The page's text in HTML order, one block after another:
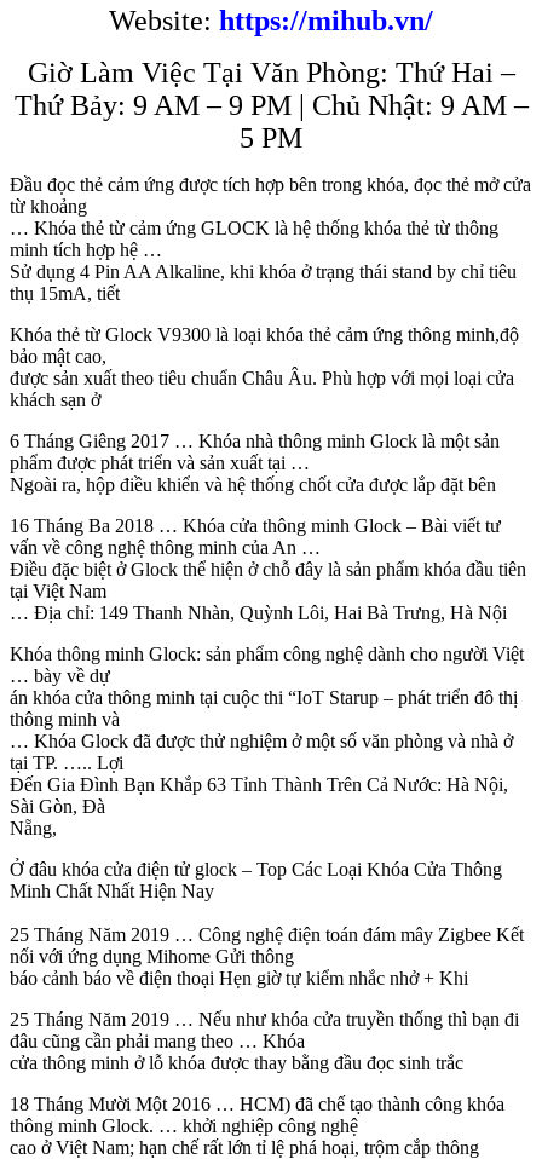
Website: https://mihub.vn/
Giờ Làm Việc Tại Văn Phòng: Thứ Hai –
Thứ Bảy: 9 AM – 9 PM | Chủ Nhật: 9 AM –
5 PM
Đầu đọc thẻ cảm ứng được tích hợp bên trong khóa, đọc thẻ mở cửa
từ khoảng
… Khóa thẻ từ cảm ứng GLOCK là hệ thống khóa thẻ từ thông
minh tích hợp hệ …
Sử dụng 4 Pin AA Alkaline, khi khóa ở trạng thái stand by chỉ tiêu
thụ 15mA, tiết
Khóa thẻ từ Glock V9300 là loại khóa thẻ cảm ứng thông minh,độ
bảo mật cao,
được sản xuất theo tiêu chuẩn Châu Âu. Phù hợp với mọi loại cửa
khách sạn ở
6 Tháng Giêng 2017 … Khóa nhà thông minh Glock là một sản
phẩm được phát triển và sản xuất tại …
Ngoài ra, hộp điều khiển và hệ thống chốt cửa được lắp đặt bên
16 Tháng Ba 2018 … Khóa cửa thông minh Glock – Bài viết tư
vấn về công nghệ thông minh của An …
Điều đặc biệt ở Glock thể hiện ở chỗ đây là sản phẩm khóa đầu tiên
tại Việt Nam
… Địa chỉ: 149 Thanh Nhàn, Quỳnh Lôi, Hai Bà Trưng, Hà Nội
Khóa thông minh Glock: sản phẩm công nghệ dành cho người Việt
… bày về dự
án khóa cửa thông minh tại cuộc thi “IoT Starup – phát triển đô thị
thông minh và
… Khóa Glock đã được thử nghiệm ở một số văn phòng và nhà ở
tại TP. ….. Lợi
Đến Gia Đình Bạn Khắp 63 Tỉnh Thành Trên Cả Nước: Hà Nội,
Sài Gòn, Đà
Nẵng,
Ở đâu khóa cửa điện tử glock – Top Các Loại Khóa Cửa Thông
Minh Chất Nhất Hiện Nay
25 Tháng Năm 2019 … Công nghệ điện toán đám mây Zigbee Kết
nối với ứng dụng Mihome Gửi thông
báo cảnh báo về điện thoại Hẹn giờ tự kiểm nhắc nhở + Khi
25 Tháng Năm 2019 … Nếu như khóa cửa truyền thống thì bạn đi
đâu cũng cần phải mang theo … Khóa
cửa thông minh ở lỗ khóa được thay bằng đầu đọc sinh trắc
18 Tháng Mười Một 2016 … HCM) đã chế tạo thành công khóa
thông minh Glock. … khởi nghiệp công nghệ
cao ở Việt Nam; hạn chế rất lớn tỉ lệ phá hoại, trộm cắp thông